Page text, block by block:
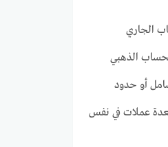
الجاري
الذهبي
أو حدود
عملات في نفس